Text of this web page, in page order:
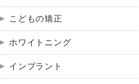
こどもの矯正
ホワイトニング
インプラント